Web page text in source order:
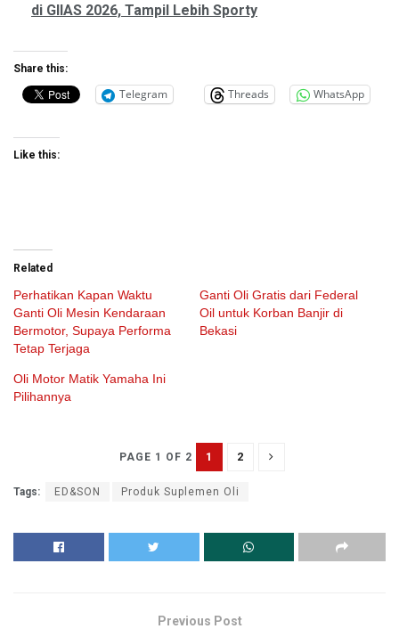
di GIIAS 2026, Tampil Lebih Sporty
Share this:
Telegram Threads WhatsApp
Like this:
Related
Perhatikan Kapan Waktu
Ganti Oli Mesin Kendaraan
Bermotor, Supaya Performa
Tetap Terjaga
Ganti Oli Gratis dari Federal
Oil untuk Korban Banjir di
Bekasi
Oli Motor Matik Yamaha Ini
Pilihannya
PAGE 1 OF 2 1 2
Tags: ED&SON Produk Suplemen Oli
Previous Post